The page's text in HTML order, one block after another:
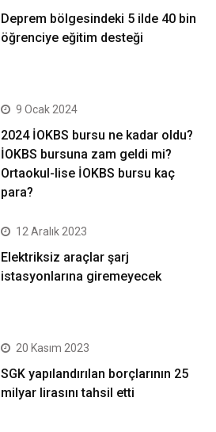
Deprem bölgesindeki 5 ilde 40 bin
öğrenciye eğitim desteği
9 Ocak 2024
2024 İOKBS bursu ne kadar oldu?
İOKBS bursuna zam geldi mi?
Ortaokul-lise İOKBS bursu kaç
para?
12 Aralık 2023
Elektriksiz araçlar şarj
istasyonlarına giremeyecek
20 Kasım 2023
SGK yapılandırılan borçlarının 25
milyar lirasını tahsil etti